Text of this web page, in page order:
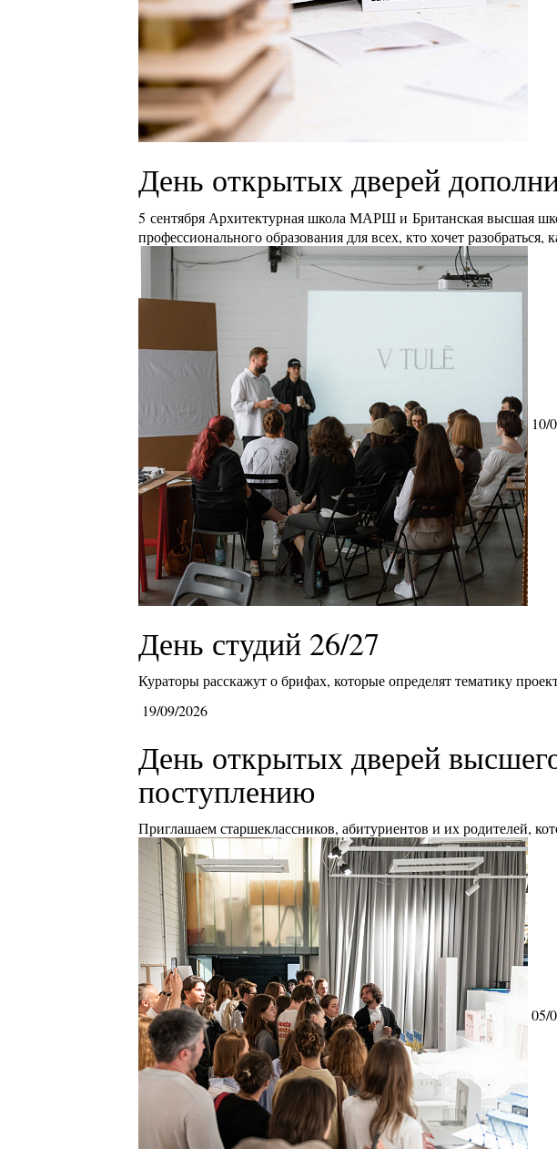
День открытых дверей
5 сентября Архитектурная школа МАРШ и Британская высшая
профессионального образования для всех, кто хочет разобраться,
10/
День студий 26/27
Кураторы расскажут о брифах, которые определят тематику
19/09/2026
День открытых дверей
поступлению
Приглашаем старшеклассников, абитуриентов и их родителей,
05/